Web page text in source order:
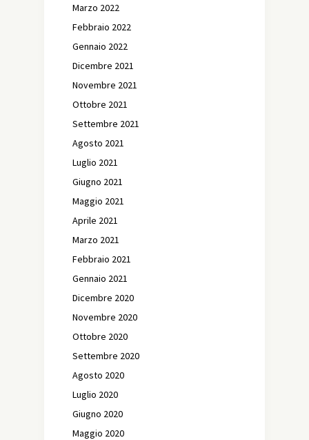
Marzo 2022
Febbraio 2022
Gennaio 2022
Dicembre 2021
Novembre 2021
Ottobre 2021
Settembre 2021
Agosto 2021
Luglio 2021
Giugno 2021
Maggio 2021
Aprile 2021
Marzo 2021
Febbraio 2021
Gennaio 2021
Dicembre 2020
Novembre 2020
Ottobre 2020
Settembre 2020
Agosto 2020
Luglio 2020
Giugno 2020
Maggio 2020